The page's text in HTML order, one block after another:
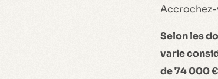
Accrochez-
Selon les
varie
de 74 000